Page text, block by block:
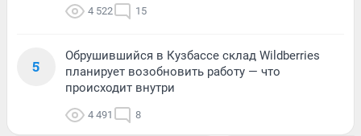
4 522 15
5
Обрушившийся в Кузбассе склад Wildberries
планирует возобновить работу — что
происходит внутри
4 491 8